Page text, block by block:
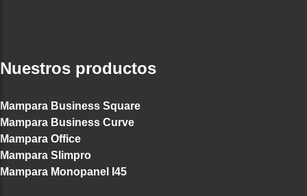
Nuestros productos
Mampara Business Square
Mampara Business Curve
Mampara Office
Mampara Slimpro
Mampara Monopanel I45